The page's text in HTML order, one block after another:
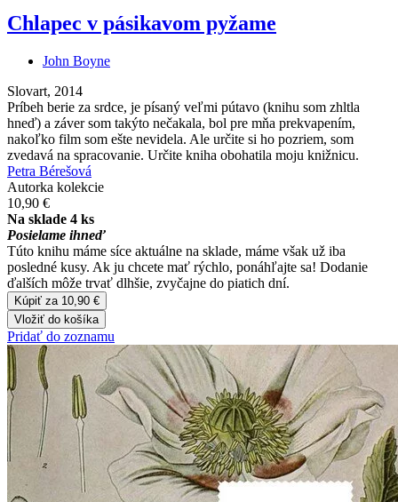
Chlapec v pásikavom pyžame
John Boyne
Slovart, 2014
Príbeh berie za srdce, je písaný veľmi pútavo (knihu som zhltla
hneď) a záver som takýto nečakala, bol pre mňa prekvapením,
nakoľko film som ešte nevidela. Ale určite si ho pozriem, som
zvedavá na spracovanie. Určite kniha obohatila moju knižnicu.
Petra Bérešová
Autorka kolekcie
10,90 €
Na sklade 4 ks
Posielame ihneď
Túto knihu máme síce aktuálne na sklade, máme však už iba
posledné kusy. Ak ju chcete mať rýchlo, ponáhľajte sa! Dodanie
ďalších môže trvať dlhšie, zvyčajne do piatich dní.
Kúpiť za 10,90 €
Vložiť do košíka
Pridať do zoznamu